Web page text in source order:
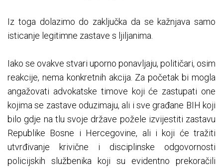
Iz toga dolazimo do zaključka da se kažnjava samo
isticanje legitimne zastave s ljiljanima.
Iako se ovakve stvari uporno ponavljaju, političari, osim
reakcije, nema konkretnih akcija. Za početak bi mogla
angažovati advokatske timove koji će zastupati one
kojima se zastave oduzimaju, ali i sve građane BIH koji
bilo gdje na tlu svoje države požele izvijestiti zastavu
Republike Bosne i Hercegovine, ali i koji će tražiti
utvrđivanje krivične i disciplinske odgovornosti
policijskih službenika koji su evidentno prekoračili